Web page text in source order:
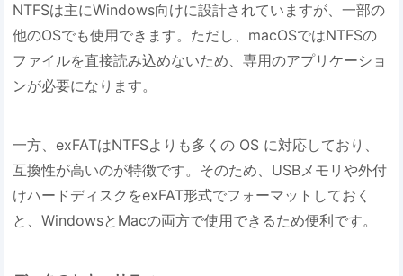
NTFSは主にWindows向けに設計されていますが、一部の
他のOSでも使用できます。ただし、macOSではNTFSの
ファイルを直接読み込めないため、専用のアプリケーショ
ンが必要になります。
一方、exFATはNTFSよりも多くの OS に対応しており、
互換性が高いのが特徴です。そのため、USBメモリや外付
けハードディスクをexFAT形式でフォーマットしておく
と、WindowsとMacの両方で使用できるため便利です。